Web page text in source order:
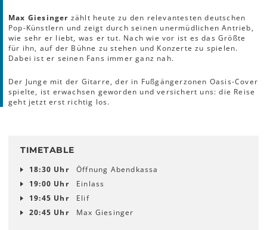
Max Giesinger zählt heute zu den relevantesten deutschen
Pop-Künstlern und zeigt durch seinen unermüdlichen Antrieb,
wie sehr er liebt, was er tut. Nach wie vor ist es das Größte
für ihn, auf der Bühne zu stehen und Konzerte zu spielen.
Dabei ist er seinen Fans immer ganz nah.
Der Junge mit der Gitarre, der in Fußgängerzonen Oasis-Cover
spielte, ist erwachsen geworden und versichert uns: die Reise
geht jetzt erst richtig los.
TIMETABLE
18:30 Uhr
Öffnung Abendkassa
19:00 Uhr
Einlass
19:45 Uhr
Elif
20:45 Uhr
Max Giesinger